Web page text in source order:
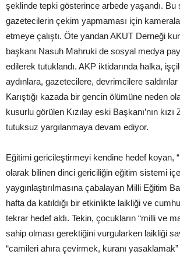
şeklinde tepki gösterince arbede yaşandı. Bu
gazetecilerin çekim yapmaması için
etmeye çalıştı. Öte yandan AKUT Derneği
başkanı Nasuh Mahruki de sosyal medya
edilerek tutuklandı. AKP iktidarında halka,
aydınlara, gazetecilere, devrimcilere saldırılar
Karıştığı kazada bir gencin ölümüne neden
kusurlu görülen Kızılay eski Başkanı’nın kızı
tutuksuz yargılanmaya devam ediyor.
Eğitimi gericileştirmeyi kendine hedef koyan,
olarak bilinen dinci gericiliğin eğitim sistemi
yaygınlaştırılmasına çabalayan Milli Eğitim
hafta da katıldığı bir etkinlikte laikliği ve
tekrar hedef aldı. Tekin, çocukların “milli ve
sahip olması gerektiğini vurgularken laikliği
“camileri ahıra çevirmek, kuranı yasaklamak”